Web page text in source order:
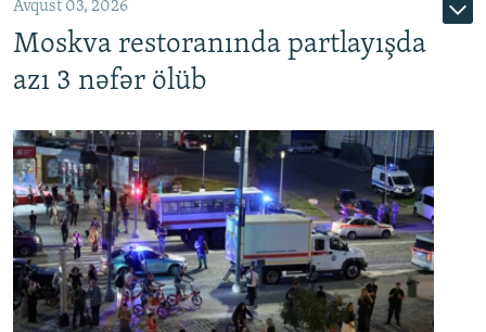
Avqust 03, 2026
Moskva restoranında partlayışda
azı 3 nəfər ölüb